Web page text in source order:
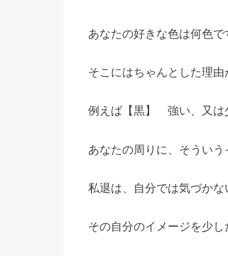
あなたの好きな色は何色
そこにはちゃんとした理由
例えば【黒】 強い、又は
あなたの周りに、そうい
私退は、自分では気づかな
その自分のイメージを少